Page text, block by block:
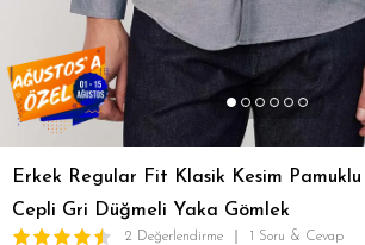
Erkek Regular Fit Klasik Kesim
Cepli Gri Düğmeli Yaka Gömlek
2 Değerlendirme 1 Soru & Cevap